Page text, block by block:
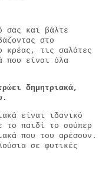
σας και βάλτε
στο
κρέας, τις σαλάτες
που είναι όλα
δημητριακά,
είναι ιδανικό
το παιδί το σούπερ
που του αρέσουν.
σε φυτικές